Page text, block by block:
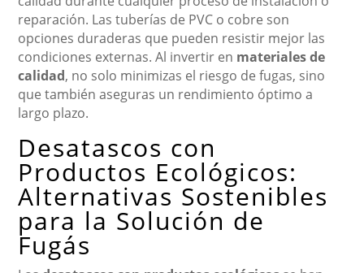
reparación. Las tuberías de PVC o cobre son
opciones duraderas que pueden resistir mejor las
condiciones externas. Al invertir en materiales de
calidad, no solo minimizas el riesgo de fugas, sino
que también aseguras un rendimiento óptimo a
largo plazo.
Desatascos con
Productos Ecológicos:
Alternativas Sostenibles
para la Solución de
Fugás